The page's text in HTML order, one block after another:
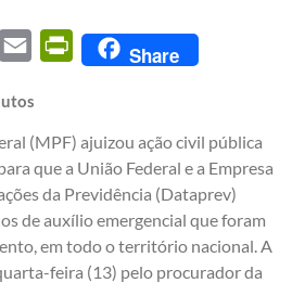
Twitter Email PrintFriendly
Share
(MPF) ajuizou ação civil pública
que a União Federal e a Empresa
da Previdência (Dataprev)
de auxílio emergencial que foram
em todo o território nacional. A
feira (13) pelo procurador da